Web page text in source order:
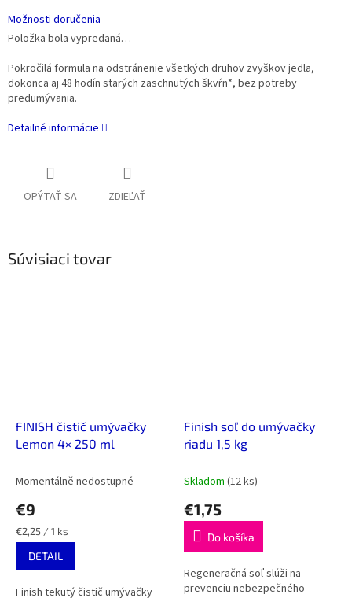
Možnosti doručenia
Položka bola vypredaná…
Pokročilá formula na odstránenie všetkých druhov zvyškov jedla,
dokonca aj 48 hodín starých zaschnutých škvŕn*, bez potreby
predumývania.
Detailné informácie
OPÝTAŤ SA ZDIEĽAŤ
Súvisiaci tovar
FINISH čistič umývačky
Lemon 4× 250 ml
Momentálně nedostupné
€9
Jednotková
cena:
€2,25 / 1 ks
DETAIL
Finish tekutý čistič umývačky
Finish soľ do umývačky
riadu 1,5 kg
Skladom (12 ks)
€1,75
Do košíka
Regeneračná soľ slúži na
prevenciu nebezpečného